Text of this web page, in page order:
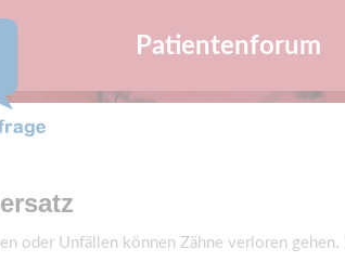
Patientenforum
oder Unfällen können Zähne verloren